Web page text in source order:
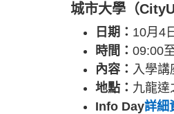
城市大學（
日期： 10月4
時間： 09:00
內容： 入學
地點： 九龍達
Info Day詳細